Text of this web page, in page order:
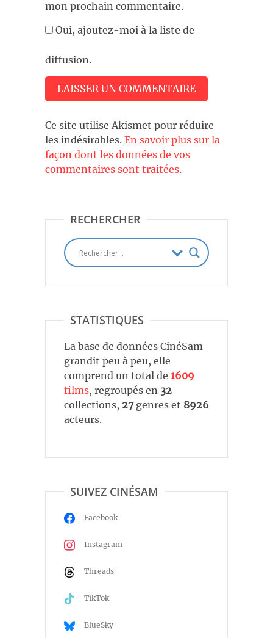
mon prochain commentaire.
Oui, ajoutez-moi à la liste de
diffusion.
Ce site utilise Akismet pour réduire
les indésirables. En savoir plus sur la
façon dont les données de vos
commentaires sont traitées.
RECHERCHER
STATISTIQUES
La base de données CinéSam
grandit peu à peu, elle
comprend un total de 1609
films, regroupés en 32
collections, 27genres et 8926
acteurs.
SUIVEZ CINÉSAM
Facebook
Instagram
Threads
TikTok
BlueSky